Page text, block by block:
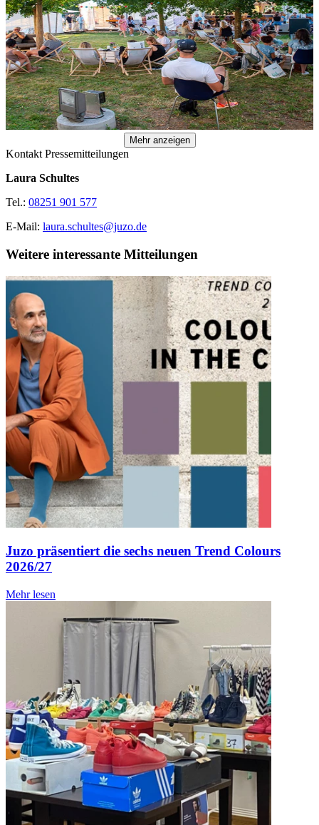
Mehr anzeigen
Kontakt Pressemitteilungen
Laura Schultes
Tel.: 08251 901 577
E-Mail: laura.schultes@juzo.de
Weitere interessante Mitteilungen
Juzo präsentiert die sechs neuen Trend Colours
2026/27
Mehr lesen